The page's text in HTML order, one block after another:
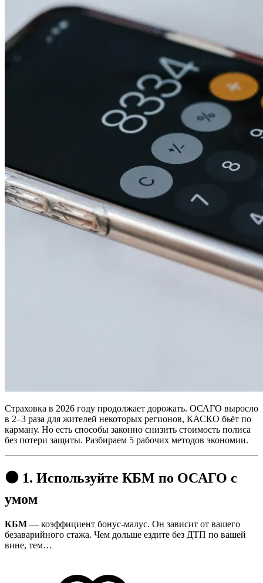
Страховка в 2026 году продолжает дорожать. ОСАГО выросло
в 2–3 раза для жителей некоторых регионов, КАСКО бьёт по
карману. Но есть способы законно снизить стоимость полиса
без потери защиты. Разбираем 5 рабочих методов экономии.
🟠 1. Используйте КБМ по ОСАГО с
умом
КБМ — коэффициент бонус-малус. Он зависит от вашего
безаварийного стажа. Чем дольше ездите без ДТП по вашей
вине, тем…